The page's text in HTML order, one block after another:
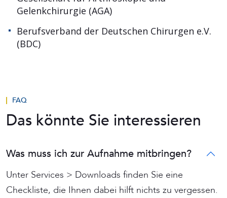
Gelenkchirurgie (AGA)
Berufsverband der Deutschen Chirurgen e.V.
(BDC)
FAQ
Das könnte Sie interessieren
Was muss ich zur Aufnahme mitbringen?
Unter Services > Downloads finden Sie eine
Checkliste, die Ihnen dabei hilft nichts zu vergessen.